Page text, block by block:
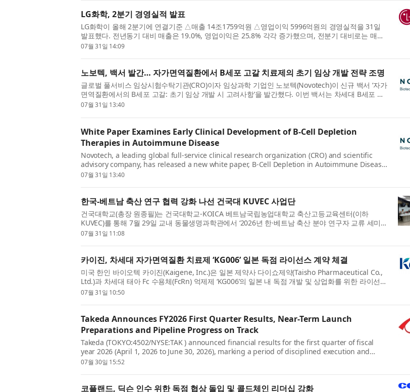
LG화학, 2분기 경영실적 발표
LG화학이 올해 2분기에 연결기준 △매출 14조1759억원 △영업이익 5996억원의 경영실적을 31일
발표했다. 전년동기 대비 매출은 19.0%, 영업이익은 25.8% 각각 증가했으며, 전분기 대비로는 매출
이 15.8% 증가하고 영업이익은 흑자 전환했다. LG화학 CFO 차동석 사장은...
07월 31일 14:09
노보텍, 백서 발간… 자가면역질환에서 B세포 고갈 치료제의 초기 임상 개발 전략 조명
글로벌 풀서비스 임상시험수탁기관(CRO)이자 임상과학 기업인 노보텍(Novotech)이 신규 백서 ‘자가
면역질환에서의 B세포 고갈: 초기 임상 개발 시 고려사항’을 발간했다. 이번 백서는 차세대 B세포 고
갈 치료제의 초기 임상 개발에 영향을 미치는 과학적, 임상적, 운...
07월 31일 13:40
White Paper Examines Early Clinical Development of B-Cell Depletion
Therapies in Autoimmune Disease
Novotech, a leading global full-service clinical research organization (CRO) and scientific
advisory company, has released a new white paper, B-Cell Depletion in Autoimmune Disease:
Considerations for Early Clinical Development, providing practica...
07월 31일 13:40
한국-베트남 축산 연구 협력 강화 나선 건국대 KUVEC 사업단
건국대학교(총장 원종필)는 건국대학교-KOICA 베트남국립농업대학교 축산고등교육센터(이하
KUVEC)를 통해 7월 29일 교내 동물생명과학관에서 ‘2026년 한·베트남 축산 분야 연구자 교류 세미
나’를 개최했다. 이번 세미나는 양국 연구자들이 최신 연구 성과를 공유하...
07월 31일 11:08
카이진, 차세대 자가면역질환 치료제 ‘KG006’ 일본 독점 라이선스 계약 체결
미국 한인 바이오텍 카이진(Kaigene, Inc.)은 일본 제약사 다이쇼제약(Taisho Pharmaceutical Co.,
Ltd.)과 차세대 태아 Fc 수용체(FcRn) 억제제 ‘KG006’의 일본 내 독점 개발 및 상업화를 위한 라이선스
계약을 체결했다고 밝혔다. 이번 계약에 따라 다이쇼제약은 ...
07월 31일 10:50
Takeda Announces FY2026 First Quarter Results, Near-Term Launch
Preparations and Pipeline Progress on Track
Takeda (TOKYO:4502/NYSE:TAK ) announced financial results for the first quarter of fiscal
year 2026 (April 1, 2026 to June 30, 2026), marking a period of disciplined execution and
operational momentum. Takeda leveraged the resilient performance of...
07월 30일 15:52
코플랜드, 딕슨 인수 위한 독점 협상 돌입 및 콜드체인 리더십 강화